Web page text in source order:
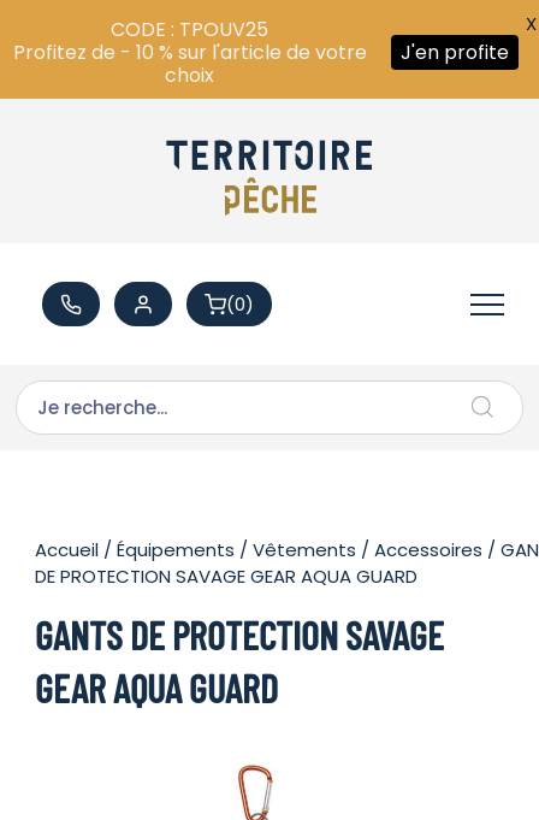
(0)
Accueil /Équipements /Vêtements /Accessoires /
DE PROTECTION SAVAGE GEAR AQUA GUARD
GANTS DE PROTECTION SAVAGE
GEAR AQUA GUARD
CODE : TPOUV25
Profitez de - 10 % sur l'article de votre
choix
J'en profite
X